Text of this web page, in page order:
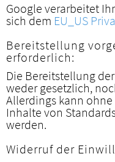
Google verarbeitet
sich dem EU_US
Bereitstellung
erforderlich:
Die Bereitstellung
weder gesetzlich,
Allerdings kann
Inhalte von
werden.
Widerruf der